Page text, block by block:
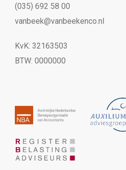
(035) 692 58 00
vanbeek@vanbeekenco.nl
KvK: 32163503
BTW: 0000000